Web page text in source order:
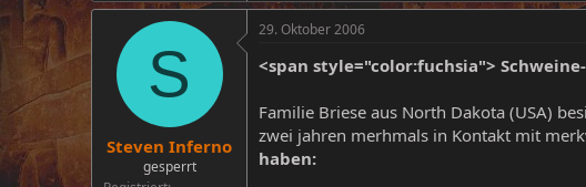
S
Steven Inferno
gesperrt
29. Oktober 2006
<span style="color:fuchsia">
Familie Briese aus North Dakota (USA)
zwei jahren merhmals in Kontakt mit
haben: